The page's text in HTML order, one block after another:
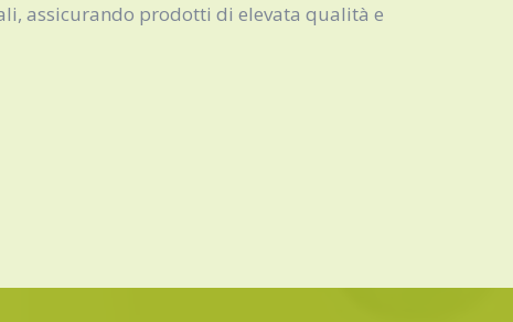
assicurando prodotti di elevata qualità e